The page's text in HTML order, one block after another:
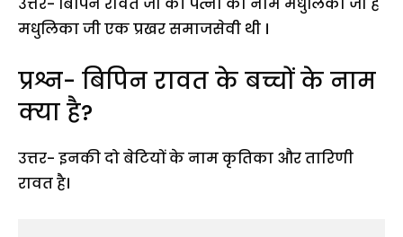
मधुलिका जी एक प्रखर समाजसेवी थी ।
प्रश्न- बिपिन रावत के बच्चों के नाम
क्या है?
उत्तर- इनकी दो बेटियों के नाम कृतिका और तारिणी
रावत है।